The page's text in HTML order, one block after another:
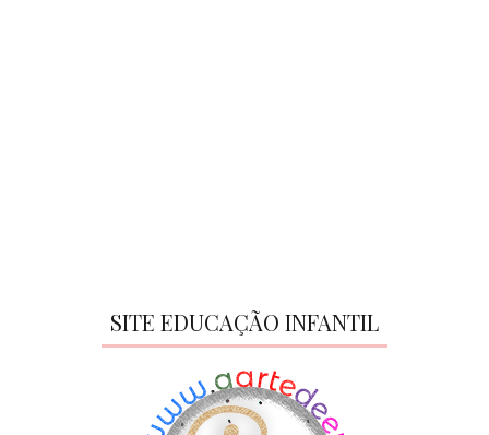
SITE EDUCAÇÃO INFANTIL